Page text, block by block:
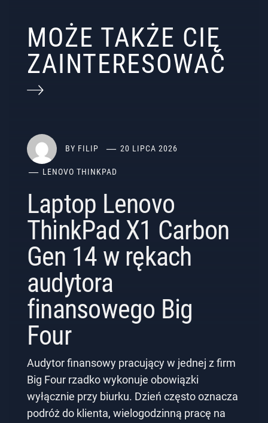
MOŻE TAKŻE CIĘ
ZAINTERESOWAĆ
BY FILIP 20 LIPCA 2026
LENOVO THINKPAD
Laptop Lenovo
ThinkPad X1 Carbon
Gen 14 w rękach
audytora
finansowego Big
Four
Audytor finansowy pracujący w jednej z firm
Big Four rzadko wykonuje obowiązki
wyłącznie przy biurku. Dzień często oznacza
podróż do klienta, wielogodzinną pracę na